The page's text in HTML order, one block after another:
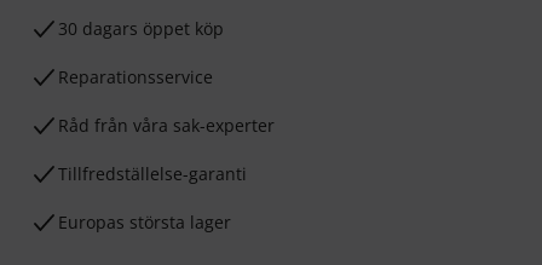
30 dagars öppet köp
Reparationsservice
Råd från våra sak-experter
Tillfredställelse-garanti
Europas största lager